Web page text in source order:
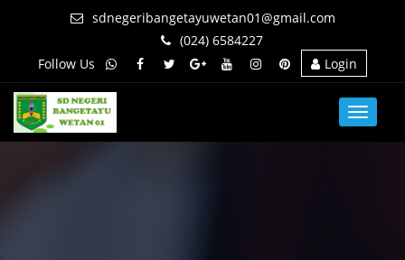
sdnegeribangetayuwetan01@gmail.com
(024) 6584227
Follow Us
Login
Toggle